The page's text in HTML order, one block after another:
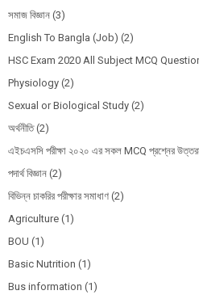
সমাজ বিজ্ঞান (3)
English To Bangla (Job) (2)
HSC Exam 2020 All Subject MCQ
Physiology (2)
Sexual or Biological Study (2)
অর্থনীতি (2)
এইচএসসি পরীক্ষা ২০২০ এর সকল MCQ প্রশ্নের
পদার্থ বিজ্ঞান (2)
বিভিন্ন চাকরির পরীক্ষার সমাধাণ (2)
Agriculture (1)
BOU (1)
Basic Nutrition (1)
Bus information (1)